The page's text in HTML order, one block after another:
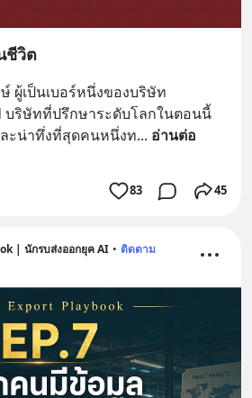
ชีวิต
ผู้เป็นเบอร์หนึ่งของบริษัท
บริษัทที่ปรึกษาระดับโลกในตอนนี้
ะน่าทึ่งที่สุดคนหนึ่งท... อ่านต่อ
83 45
| นักรบส่งออกยุค AI • ติดตาม